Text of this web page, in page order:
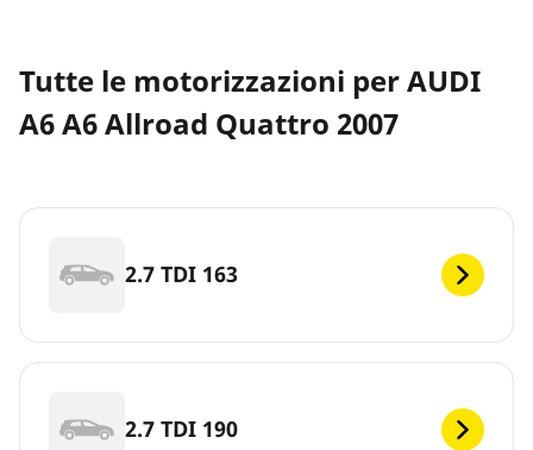
Tutte le motorizzazioni per AUDI
A6 A6 Allroad Quattro 2007
2.7 TDI 163
2.7 TDI 190